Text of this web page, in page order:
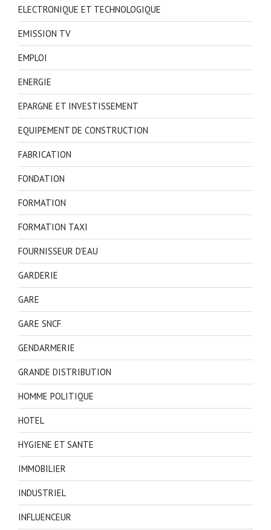
ELECTRONIQUE ET TECHNOLOGIQUE
EMISSION TV
EMPLOI
ENERGIE
EPARGNE ET INVESTISSEMENT
EQUIPEMENT DE CONSTRUCTION
FABRICATION
FONDATION
FORMATION
FORMATION TAXI
FOURNISSEUR D'EAU
GARDERIE
GARE
GARE SNCF
GENDARMERIE
GRANDE DISTRIBUTION
HOMME POLITIQUE
HOTEL
HYGIENE ET SANTE
IMMOBILIER
INDUSTRIEL
INFLUENCEUR